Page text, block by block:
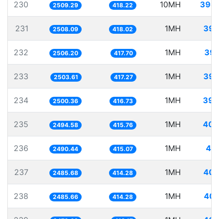
230 2509.29 418.22 10MH
231 2508.09 418.02 1MH
232 2506.20 417.70 1MH
233 2503.61 417.27 1MH
234 2500.36 416.73 1MH
235 2494.58 415.76 1MH
236 2490.44 415.07 1MH
237 2485.68 414.28 1MH
238 2485.66 414.28 1MH